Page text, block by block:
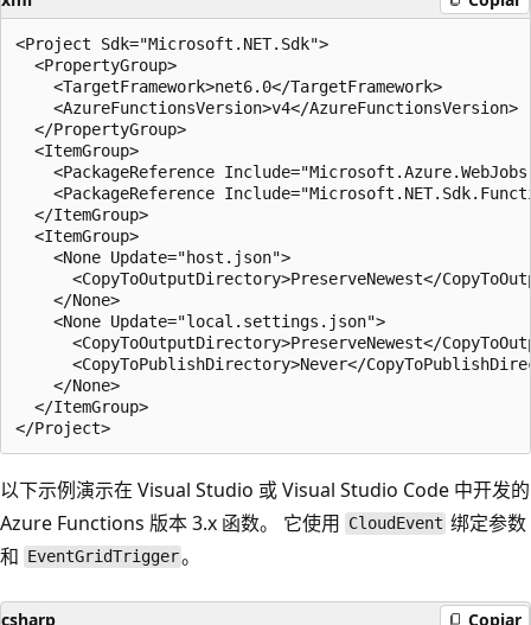
<Project Sdk="Microsoft.NET.Sdk">
  <PropertyGroup>
    <TargetFramework>net6.0</TargetFramework>
    <AzureFunctionsVersion>v4</AzureFunctionsVersion>
  </PropertyGroup>
  <ItemGroup>
<PackageReference
<PackageReference
  </ItemGroup>
  <ItemGroup>
    <None Update="host.json">
<CopyToOutputDirectory>PreserveNewest</
    </None>
    <None Update="local.settings.json">
<CopyToOutputDirectory>PreserveNewest</
<CopyToPublishDirectory>Never</
    </None>
  </ItemGroup>
以下示例演示在 Visual Studio 或 Visual Studio Code 中开发的
Azure Functions 版本 3.x 函数。 它使用 CloudEvent 绑定参数
和 EventGridTrigger。
csharp Copiar